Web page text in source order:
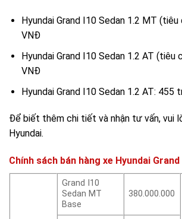
Hyundai Grand I10 Sedan 1.2 MT
VNĐ
Hyundai Grand I10 Sedan 1.2 AT (tiêu
VNĐ
Hyundai Grand I10 Sedan 1.2 AT: 455
Để biết thêm chi tiết và nhận tư vấn, vui
Hyundai.
Chính sách bán hàng xe Hyundai
Grand I10
Sedan MT
Base
380.000.000